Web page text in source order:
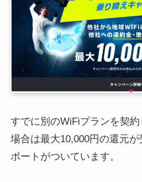
すでに別のWiFiプランを契
場合は最大10,000円の還元
ポートがついています。